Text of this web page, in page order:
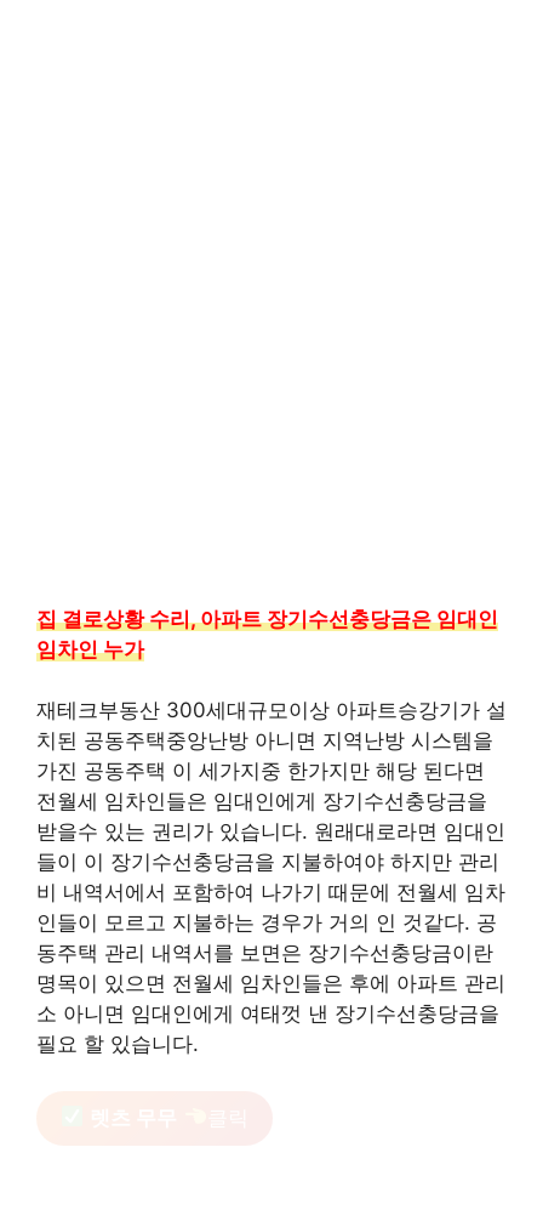
집 결로상황 수리, 아파트 장기수선충당금은 임대인
임차인 누가
재테크부동산 300세대규모이상 아파트승강기가 설
치된 공동주택중앙난방 아니면 지역난방 시스템을
가진 공동주택 이 세가지중 한가지만 해당 된다면
전월세 임차인들은 임대인에게 장기수선충당금을
받을수 있는 권리가 있습니다. 원래대로라면 임대인
들이 이 장기수선충당금을 지불하여야 하지만 관리
비 내역서에서 포함하여 나가기 때문에 전월세 임차
인들이 모르고 지불하는 경우가 거의 인 것같다. 공
동주택 관리 내역서를 보면은 장기수선충당금이란
명목이 있으면 전월세 임차인들은 후에 아파트 관리
소 아니면 임대인에게 여태껏 낸 장기수선충당금을
필요 할 있습니다.